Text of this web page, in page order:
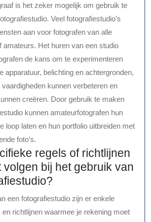
is het zeker mogelijk om gebruik te
Veel fotografiestudio’s
aan voor fotografen van alle
amateurs. Het huren van een studio
de kans om te experimenteren
apparatuur, belichting en achtergronden,
kunnen verbeteren en
creëren. Door gebruik te maken
kunnen amateurfotografen hun
loop laten en hun portfolio uitbreiden met
foto’s.
regels of richtlijnen
volgen bij het gebruik van
een fotografiestudio zijn er enkele
richtlijnen waarmee je rekening moet